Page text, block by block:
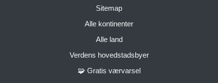
Sitemap
Alle kontinenter
Alle land
Verdens hovedstadsbyer
🧩 Gratis værvarsel